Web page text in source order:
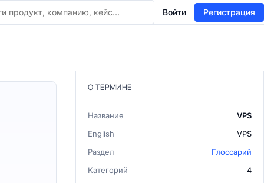
Войти Регистрация
О ТЕРМИНЕ
Название
VPS
English
VPS
Раздел
Глоссарий
Категорий
4